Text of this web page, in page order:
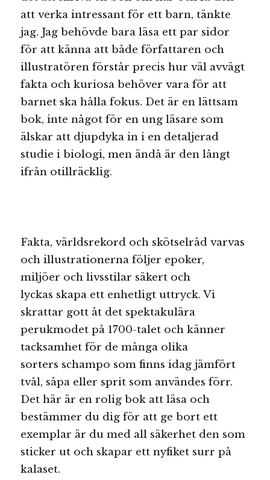
att verka intressant för ett barn, tänkte
jag. Jag behövde bara läsa ett par sidor
för att känna att både författaren och
illustratören förstår precis hur väl avvägt
fakta och kuriosa behöver vara för att
barnet ska hålla fokus. Det är en lättsam
bok, inte något för en ung läsare som
älskar att djupdyka in i en detaljerad
studie i biologi, men ändå är den långt
ifrån otillräcklig.
Fakta, världsrekord och skötselråd varvas
och illustrationerna följer epoker,
miljöer och livsstilar säkert och
lyckas skapa ett enhetligt uttryck. Vi
skrattar gott åt det spektakulära
perukmodet på 1700-talet och känner
tacksamhet för de många olika
sorters schampo som finns idag jämfört
tvål, såpa eller sprit som användes förr.
Det här är en rolig bok att läsa och
bestämmer du dig för att ge bort ett
exemplar är du med all säkerhet den som
sticker ut och skapar ett nyfiket surr på
kalaset.